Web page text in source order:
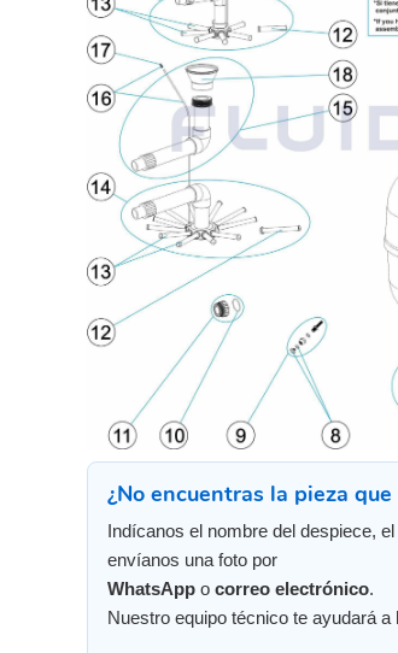
¿No encuentras la pieza
Indícanos el nombre del despiece,
envíanos una foto por
WhatsApp o correo electrónico.
Nuestro equipo técnico te ayudará a